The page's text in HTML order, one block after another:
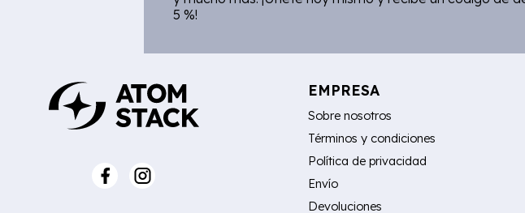
5 %!
EMPRESA
Sobre nosotros
Términos y condiciones
Política de privacidad
Envío
Devoluciones